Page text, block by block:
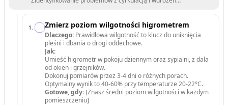
1 . Zmierz poziom wilgotności higrometrem
Dlaczego: Prawidłowa wilgotność to klucz do uniknięcia
pleśni i dbania o drogi oddechowe.
Jak:
Umieść higrometr w pokoju dziennym oraz sypialni, z dala
od okien i grzejników.
Dokonuj pomiarów przez 3-4 dni o różnych porach.
Optymalny wynik to 40-60% przy temperaturze 20-22°C.
Gotowe, gdy: [Znasz średni poziom wilgotności w każdym
pomieszczeniu]